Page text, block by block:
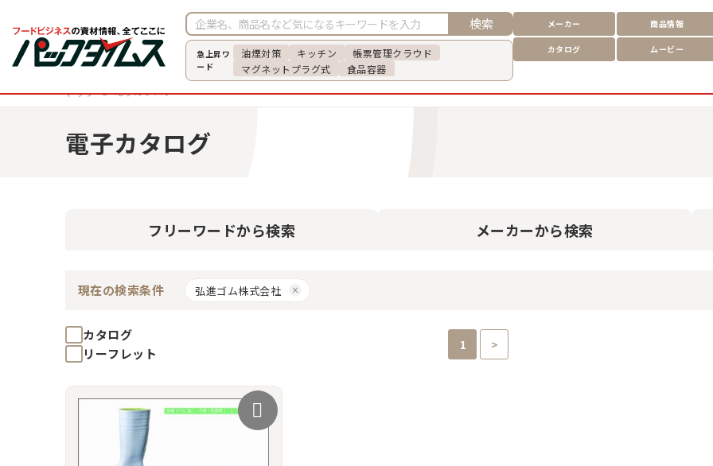
検索
急上昇ワ
ード
油煙対策 キッチン
帳票管理クラウド
マグネットプラグ式
食品容器
メーカー 商品情報
カタログ ムービー
トップ 電子カタログ
電子カタログ
フリーワードから検索 メーカーから検索
現在の検索条件 弘進ゴム株式会社
カタログ
リーフレット
1 >